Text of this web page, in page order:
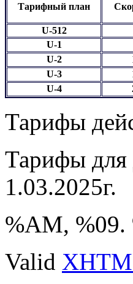
Тарифный план
U-512
U-1
U-2
U-3
U-4
Тарифы
Тарифы для
1.03.2025г.
%AM, %09.
Valid